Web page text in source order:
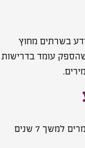
בשרתים מחוץ
עומד בדרישות
פרטי הזמנות והוצאת חשבוניות נשמרים למשך 7 שנים